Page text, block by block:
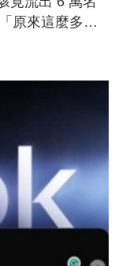
原來這麼多人